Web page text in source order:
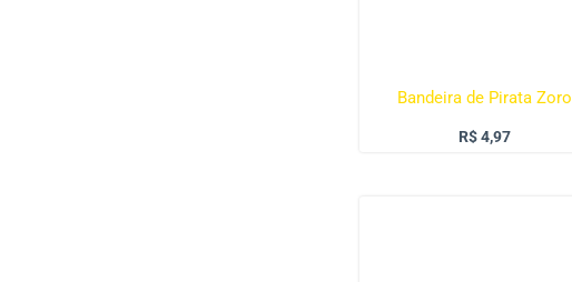
Bandeira de Pirata Zoro
R$4,97